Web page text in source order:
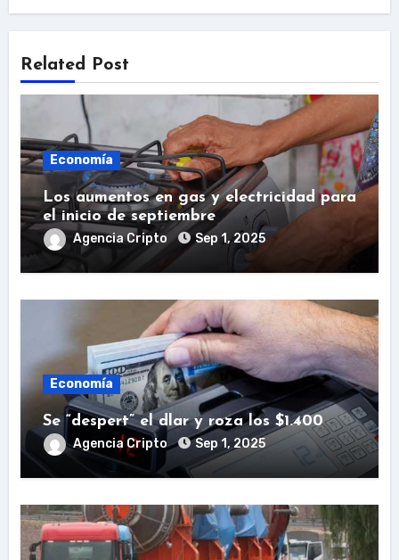
Related Post
Economía
Los aumentos en gas y electricidad para
el inicio de septiembre
Agencia Cripto Sep 1, 2025
Economía
Se “despert” el dlar y roza los $1.400
Agencia Cripto Sep 1, 2025